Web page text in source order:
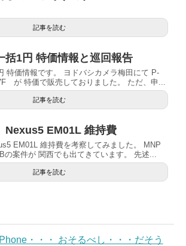
記事を読む
1円 特価情報と巡回報告
特価情報です。 ヨドバシカメラ梅田にて P-
特価で販売しておりました。 ただ、申...
記事を読む
EM01L 維持費
EM01L 維持費を考察してみました。 MNP
の案件が 関西でも出てきています。 先述...
記事を読む
・・・ おそるべし・・・だそう